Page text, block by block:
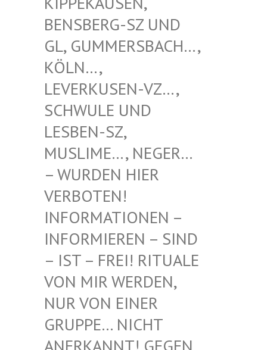
SBERG-SZ UND GL,
GUMMERSBACH…, KÖL
N…, LEV
ERKUSEN-VZ…, SCH
WULE UND LES
BEN-SZ, MUS
LIME…, NEGER… – W
URDEN HIER VER
BOTEN! INF
ORMATIONEN – INF
ORMIEREN – SIND – I
ST – FREI! RITUALE VON
MIR WERDEN, NUR
VON EINER GRU
PPE… NICHT ANE
RKANNT! GEGEN A-A